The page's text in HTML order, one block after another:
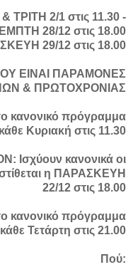
ΤΡΙΤΗ 2/1 στις 11.30 -
28/12 στις 18.00
29/12 στις 18.00
ΕΙΝΑΙ ΠΑΡΑΜΟΝΕΣ
& ΠΡΩΤΟΧΡΟΝΙΑΣ
κανονικό πρόγραμμα
Κυριακή στις 11.30
Ισχύουν κανονικά οι
η ΠΑΡΑΣΚΕΥΗ
22/12 στις 18.00
κανονικό πρόγραμμα
Τετάρτη στις 21.00
Πού: